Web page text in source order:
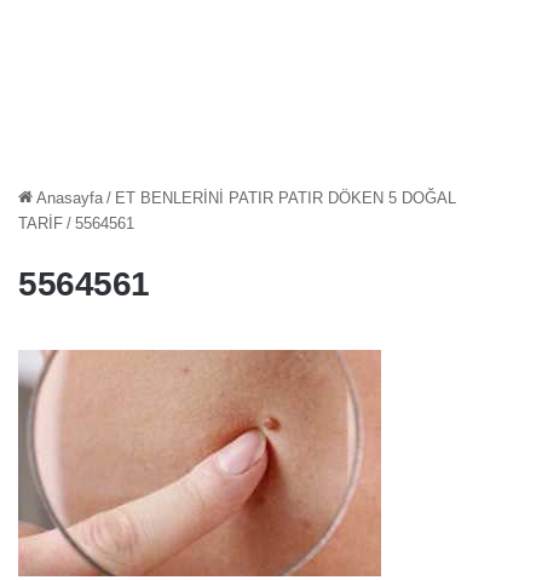
Anasayfa / ET BENLERİNİ PATIR PATIR DÖKEN 5 DOĞAL
TARİF / 5564561
5564561